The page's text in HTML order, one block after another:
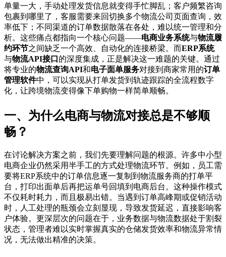
单量一大，手动处理发货信息就变得手忙脚乱；客户频繁咨询
包裹到哪里了，客服需要来回切换多个物流公司页面查询，效
率低下；不同渠道的订单数据散落在各处，难以统一管理和分
析。这些痛点都指向一个核心问题——电商业务系统与物流履
约环节之间缺乏一个高效、自动化的连接桥梁。而ERP系统
与物流API接口 的深度集成，正是解决这一难题的关键。通过
将专业的物流查询API和电子面单服务对接到商家常用的订单
管理软件中，可以实现从打单发货到轨迹跟踪的全流程数字
化，让跨境物流变得像下单购物一样简单顺畅。
一、为什么电商与物流对接总是不够顺
畅？
在讨论解决方案之前，我们先要理解问题的根源。许多中小型
电商企业仍然采用半手工的方式处理物流环节。例如，员工需
要将ERP系统中的订单信息逐一复制到物流服务商的打单平
台，打印出面单后再把运单号回填到电商后台。这种操作模式
不仅耗时耗力，而且极易出错。当遇到订单高峰期或促销活动
时，人工处理的瓶颈会立刻显现，导致发货延迟，直接影响客
户体验。更深层次的问题在于，业务数据与物流数据处于割裂
状态，管理者难以实时掌握真实的仓储发货效率和物流异常情
况，无法做出精准的决策。